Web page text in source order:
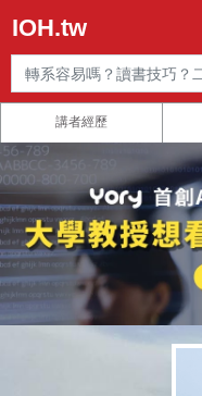
IOH.tw
講者經歷